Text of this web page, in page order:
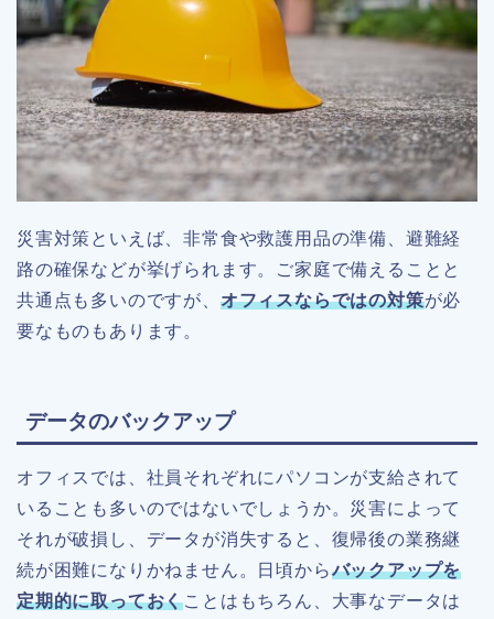
災害対策といえば、非常食や救護用品の準備、避難経
路の確保などが挙げられます。ご家庭で備えることと
共通点も多いのですが、 オフィスならではの対策が必
要なものもあります。
データのバックアップ
オフィスでは、社員それぞれにパソコンが支給されて
いることも多いのではないでしょうか。災害によって
それが破損し、データが消失すると、復帰後の業務継
続が困難になりかねません。日頃からバックアップを
定期的に取っておくことはもちろん、大事なデータは